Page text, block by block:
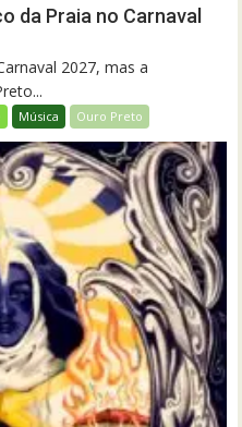
da Praia no Carnaval
2027, mas a
Música Ouro Preto